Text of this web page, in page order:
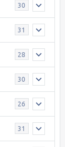
30
31
28
30
26
31